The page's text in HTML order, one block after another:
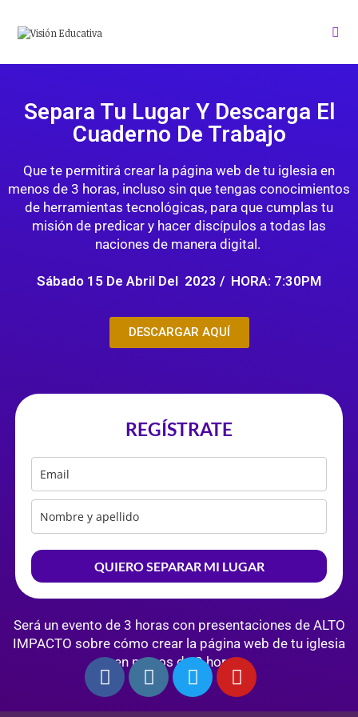
Separa Tu Lugar Y Descarga El
Cuaderno De Trabajo
Que te permitirá crear la página web de tu iglesia en
menos de 3 horas, incluso sin que tengas conocimientos
de herramientas tecnológicas, para que cumplas tu
misión de predicar y hacer discípulos a todas las
naciones de manera digital.
Sábado 15 De Abril Del 2023 / HORA: 7:30PM
DESCARGAR AQUÍ
REGÍSTRATE
QUIERO SEPARAR MI LUGAR
Será un evento de 3 horas con presentaciones de ALTO
IMPACTO sobre cómo crear la página web de tu iglesia
en menos de 3 horas.